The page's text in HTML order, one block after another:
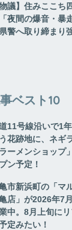
物議】住みここち
夜間の爆音・暴
警へ取り締まり
ベスト10
11号線沿いで1
花跡地に、ネギ
ラーメンショップ
ン予定！
市新浜町の「マ
店」が2026年7
中。8月上旬に
定みたい！